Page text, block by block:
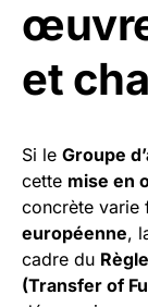
et
Si le Groupe
cette mise en
concrète varie
européenne,
cadre du
(Transfer of